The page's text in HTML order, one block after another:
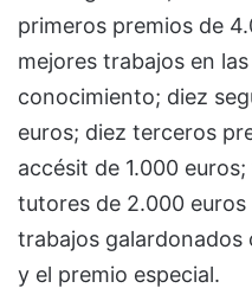
primeros premios de
mejores trabajos en
conocimiento; diez
euros; diez terceros
accésit de 1.000
tutores de 2.000
trabajos galardonados
y el premio especial.